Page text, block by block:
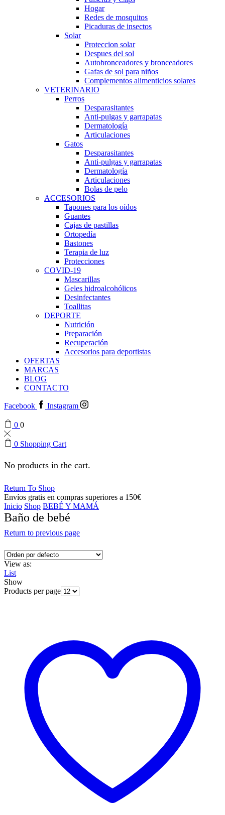
Hogar
Redes de mosquitos
Picaduras de insectos
Solar
Proteccion solar
Despues del sol
Autobronceadores y bronceadores
Gafas de sol para niños
Complementos alimenticios solares
VETERINARIO
Perros
Desparasitantes
Anti-pulgas y garrapatas
Dermatología
Articulaciones
Gatos
Desparasitantes
Anti-pulgas y garrapatas
Dermatología
Articulaciones
Bolas de pelo
ACCESORIOS
Tapones para los oídos
Guantes
Cajas de pastillas
Ortopedía
Bastones
Terapia de luz
Protecciones
COVID-19
Mascarillas
Geles hidroalcohólicos
Desinfectantes
Toallitas
DEPORTE
Nutrición
Preparación
Recuperación
Accesorios para deportistas
OFERTAS
MARCAS
BLOG
CONTACTO
Facebook Instagram
0 0
0 Shopping Cart
No products in the cart.
Return To Shop
Envíos gratis en compras superiores a 150€
Inicio Shop BEBÉ Y MAMÁ
Baño de bebé
Return to previous page
View as:
List
Show
Products per page